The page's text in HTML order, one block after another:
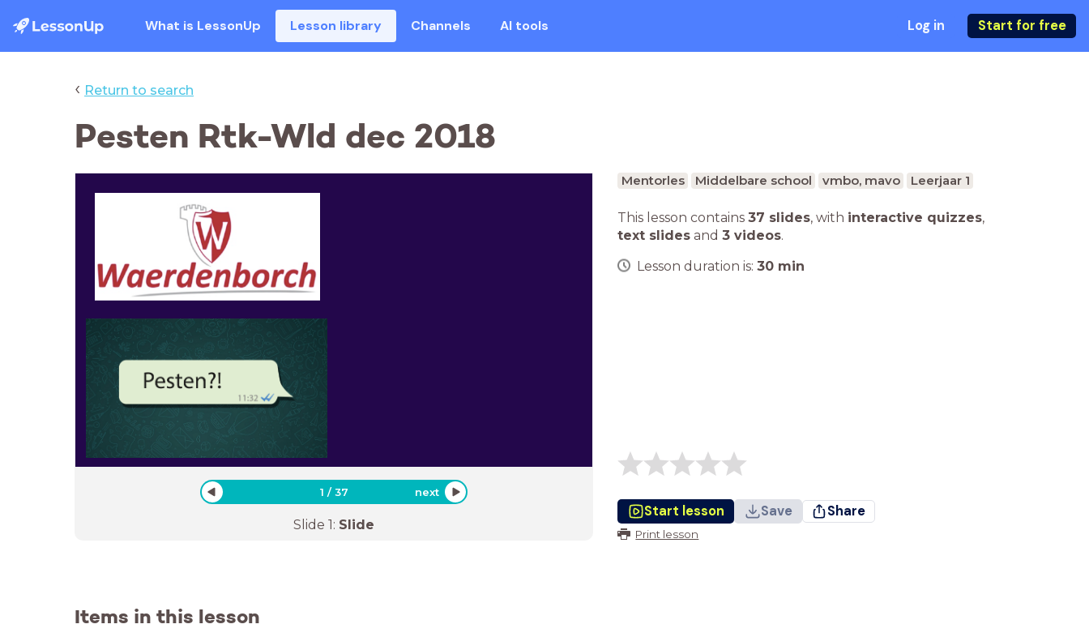
What is LessonUp Lesson library Channels AI tools Log in Start for free
‹ Return to search
Pesten Rtk-Wld dec 2018
1 /37 next
Slide 1: Slide
Mentorles Middelbare school vmbo, mavo Leerjaar 1
This lesson contains 37 slides, with interactive quizzes,
text slides and 3 videos.
Lesson duration is: 30 min
Start lesson Save Share
Print lesson
Items in this lesson